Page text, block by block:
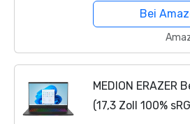
DDR4 RAM, 2TB
4060 8GB GDDR6,
Bei
MEDION ERAZER
(17,3 Zoll 100%